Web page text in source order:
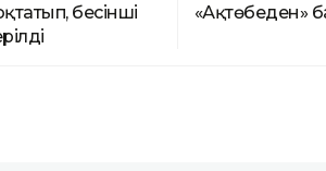
бесінші
«Ақтөбеден»